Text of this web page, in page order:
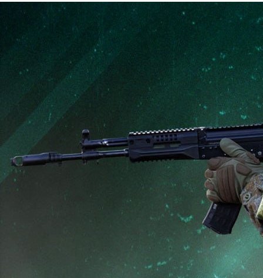
Сводка Минобороны РФ
о ходе специальной
военной операции на 1
июня 2026 года
Происшествия
01.06.2026 18:13